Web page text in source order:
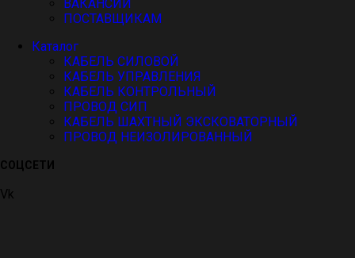
ВАКАНСИИ
ПОСТАВЩИКАМ
Каталог
КАБЕЛЬ СИЛОВОЙ
КАБЕЛЬ УПРАВЛЕНИЯ
КАБЕЛЬ КОНТРОЛЬНЫЙ
ПРОВОД СИП
КАБЕЛЬ ШАХТНЫЙ ЭКСКОВАТОРНЫЙ
ПРОВОД НЕИЗОЛИРОВАННЫЙ
СОЦСЕТИ
Vk